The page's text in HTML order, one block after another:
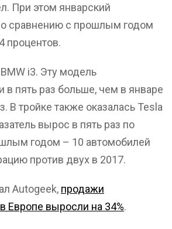
При этом январский
сравнению с прошлым годом
процентов.
i3. Эту модель
в пять раз больше, чем в январе
В тройке также оказалась Tesla
вырос в пять раз по
годом – 10 автомобилей
против двух в 2017.
Autogeek, продажи
Европе выросли на 34%.